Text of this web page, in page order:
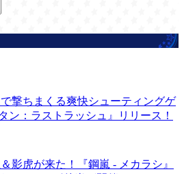
撃ちまくる爽快シューティングゲ
ン：ラストラッシュ』リリース！
影虎が来た！『鋼嵐 - メカラシ』